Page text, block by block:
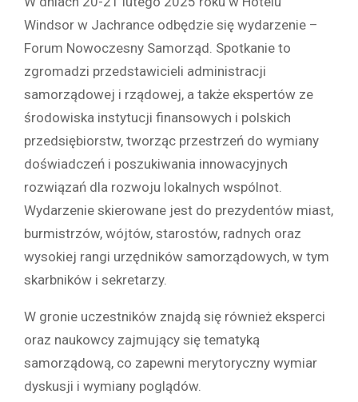
Windsor w Jachrance odbędzie się wydarzenie –
Forum Nowoczesny Samorząd. Spotkanie to
zgromadzi przedstawicieli administracji
samorządowej i rządowej, a także ekspertów ze
środowiska instytucji finansowych i polskich
przedsiębiorstw, tworząc przestrzeń do wymiany
doświadczeń i poszukiwania innowacyjnych
rozwiązań dla rozwoju lokalnych wspólnot.
Wydarzenie skierowane jest do prezydentów miast,
burmistrzów, wójtów, starostów, radnych oraz
wysokiej rangi urzędników samorządowych, w tym
skarbników i sekretarzy.
W gronie uczestników znajdą się również eksperci
oraz naukowcy zajmujący się tematyką
samorządową, co zapewni merytoryczny wymiar
dyskusji i wymiany poglądów.